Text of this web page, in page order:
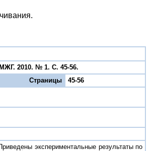
2010. № 1. С. 45-56.
Страницы
45-56
экспериментальные результаты по